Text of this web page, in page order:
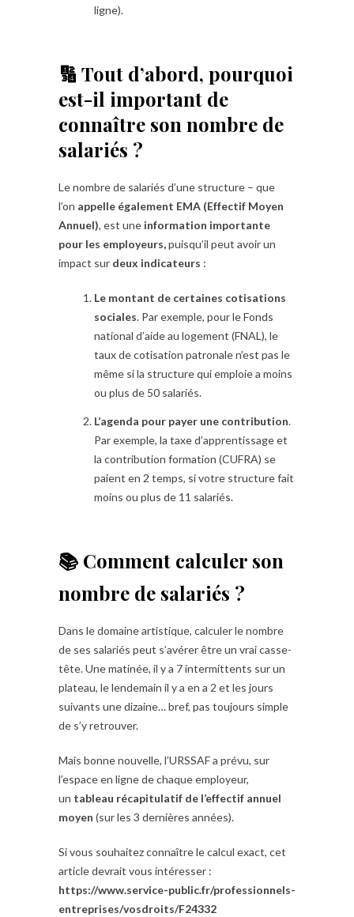
ligne).
🔢 Tout d’abord, pourquoi
est-il important de
connaître son nombre de
salariés ?
Le nombre de salariés d’une structure – que
l’on appelle également EMA (Effectif Moyen
Annuel), est une information importante
pour les employeurs,puisqu’il peut avoir un
impact sur deux indicateurs :
Le montant de certaines cotisations
sociales. Par exemple, pour le Fonds
national d’aide au logement (FNAL), le
taux de cotisation patronale n’est pas le
même si la structure qui emploie a moins
ou plus de 50 salariés.
L’agenda pour payer une contribution.
Par exemple, la taxe d’apprentissage et
la contribution formation (CUFRA) se
paient en 2 temps, si votre structure fait
moins ou plus de 11 salariés.
📚 Comment calculer son
nombre de salariés ?
Dans le domaine artistique, calculer le nombre
de ses salariés peut s’avérer être un vrai casse-
tête. Une matinée, il y a 7 intermittents sur un
plateau, le lendemain il y a en a 2 et les jours
suivants une dizaine… bref, pas toujours simple
de s’y retrouver.
Mais bonne nouvelle, l’URSSAF a prévu, sur
l’espace en ligne de chaque employeur,
un tableau récapitulatif de l’effectif annuel
moyen (sur les 3 dernières années).
Si vous souhaitez connaître le calcul exact, cet
article devrait vous intéresser :
https://www.service-public.fr/professionnels-
entreprises/vosdroits/F24332